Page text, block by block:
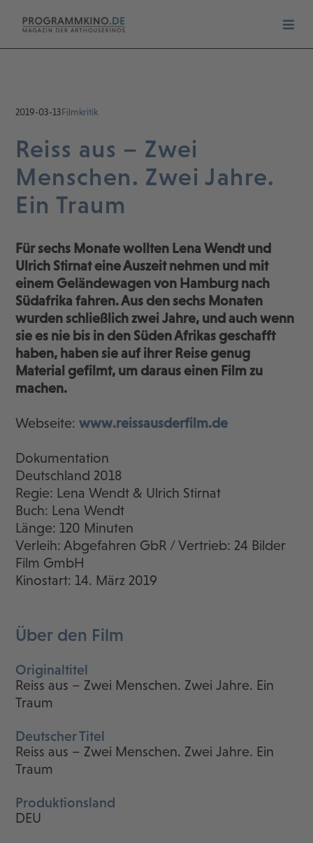
2019-03-13Filmkritik
Reiss aus – Zwei
Menschen. Zwei Jahre.
Ein Traum
Für sechs Monate wollten Lena Wendt und
Ulrich Stirnat eine Auszeit nehmen und mit
einem Geländewagen von Hamburg nach
Südafrika fahren. Aus den sechs Monaten
wurden schließlich zwei Jahre, und auch wenn
sie es nie bis in den Süden Afrikas geschafft
haben, haben sie auf ihrer Reise genug
Material gefilmt, um daraus einen Film zu
machen.
Webseite:www.reissausderfilm.de
Dokumentation
Deutschland 2018
Regie: Lena Wendt & Ulrich Stirnat
Buch: Lena Wendt
Länge: 120 Minuten
Verleih: Abgefahren GbR / Vertrieb: 24 Bilder
Film GmbH
Kinostart: 14. März 2019
Über den Film
Originaltitel
Reiss aus – Zwei Menschen. Zwei Jahre. Ein
Traum
Deutscher Titel
Reiss aus – Zwei Menschen. Zwei Jahre. Ein
Traum
Produktionsland
DEU